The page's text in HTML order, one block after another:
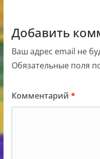
Добавить
Ваш адрес email не
Обязательные поля
Комментарий *